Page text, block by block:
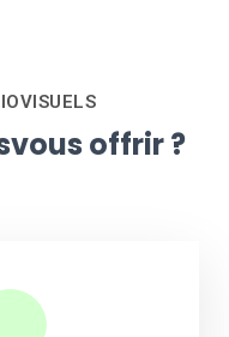
vous offrir ?